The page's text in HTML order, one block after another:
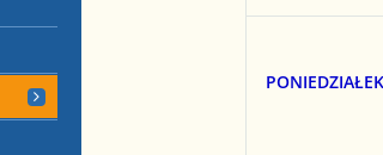
PONIEDZIAŁEK